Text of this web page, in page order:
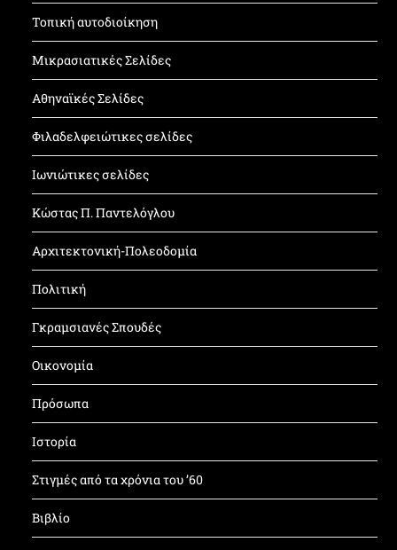
Τοπική αυτοδιοίκηση
Μικρασιατικές Σελίδες
Αθηναϊκές Σελίδες
Φιλαδελφειώτικες σελίδες
Ιωνιώτικες σελίδες
Κώστας Π. Παντελόγλου
Αρχιτεκτονική-Πολεοδομία
Πολιτική
Γκραμσιανές Σπουδές
Οικονομία
Πρόσωπα
Ιστορία
Στιγμές από τα χρόνια του ’60
Βιβλίο